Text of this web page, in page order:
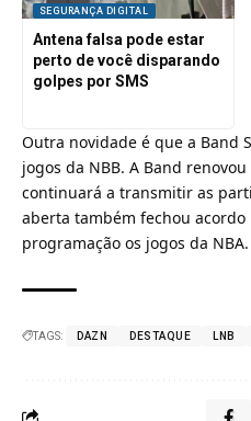
SEGURANÇA DIGITAL
Antena falsa pode estar
perto de você disparando
golpes por SMS
Outra novidade é que a Band
jogos da NBB. A Band
continuará a transmitir as
aberta também fechou
programação os jogos da NBA.
TAGS: DAZN DESTAQUE LNB